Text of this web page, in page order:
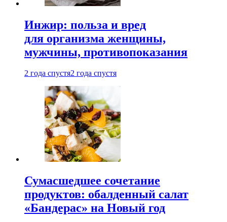
Инжир: польза и вред
для организма женщины,
мужчины, противопоказания
2 года спустя2 года спустя
Сумасшедшее сочетание
продуктов: обалденный салат
«Бандерас» на Новый год